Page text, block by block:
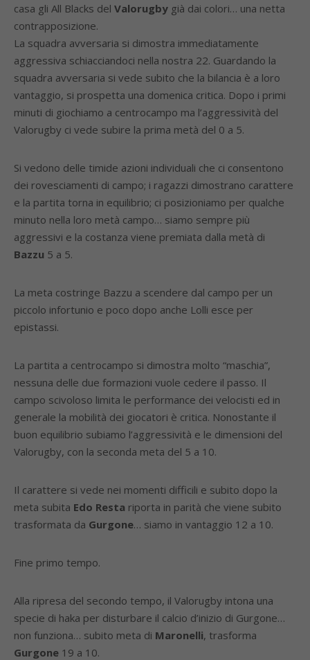
casa gli All Blacks del Valorugby già dai colori… una netta
contrapposizione.
La squadra avversaria si dimostra immediatamente
aggressiva schiacciandoci nella nostra 22. Guardando la
squadra avversaria si vede subito che la bilancia è a loro
vantaggio, si prospetta una domenica critica. Dopo i primi
minuti di giochiamo a centrocampo ma l’aggressività del
Valorugby ci vede subire la prima metà del 0 a 5.
Si vedono delle timide azioni individuali che ci consentono
dei rovesciamenti di campo; i ragazzi dimostrano carattere
e la partita torna in equilibrio; ci posizioniamo per qualche
minuto nella loro metà campo… siamo sempre più
aggressivi e la costanza viene premiata dalla metà di
Bazzu 5 a 5.
La meta costringe Bazzu a scendere dal campo per un
piccolo infortunio e poco dopo anche Lolli esce per
epistassi.
La partita a centrocampo si dimostra molto “maschia”,
nessuna delle due formazioni vuole cedere il passo. Il
campo scivoloso limita le performance dei velocisti ed in
generale la mobilità dei giocatori è critica. Nonostante il
buon equilibrio subiamo l’aggressività e le dimensioni del
Valorugby, con la seconda meta del 5 a 10.
Il carattere si vede nei momenti difficili e subito dopo la
meta subita Edo Resta riporta in parità che viene subito
trasformata da Gurgone… siamo in vantaggio 12 a 10.
Fine primo tempo.
Alla ripresa del secondo tempo, il Valorugby intona una
specie di haka per disturbare il calcio d’inizio di Gurgone…
non funziona… subito meta di Maronelli, trasforma
Gurgone 19 a 10.